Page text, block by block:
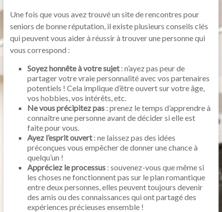
Une fois que vous avez trouvé un site de rencontres pour
seniors de bonne réputation, il existe plusieurs conseils clés
qui peuvent vous aider à réussir à trouver une personne qui
vous correspond :
Soyez honnête à votre sujet: n’ayez pas peur de
partager votre vraie personnalité avec vos partenaires
potentiels ! Cela implique d’être ouvert sur votre âge,
vos hobbies, vos intérêts, etc.
Ne vous précipitez pas: prenez le temps d’apprendre à
connaître une personne avant de décider si elle est
faite pour vous.
Ayez l’esprit ouvert: ne laissez pas des idées
préconçues vous empêcher de donner une chance à
quelqu’un !
Appréciez le processus: souvenez-vous que même si
les choses ne fonctionnent pas sur le plan romantique
entre deux personnes, elles peuvent toujours devenir
des amis ou des connaissances qui ont partagé des
expériences précieuses ensemble !